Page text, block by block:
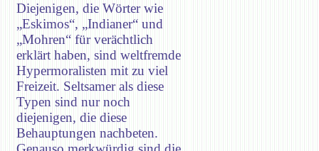
Diejenigen, die Wörter wie
„Eskimos“, „Indianer“ und
„Mohren“ für verächtlich
erklärt haben, sind weltfremde
Hypermoralisten mit zu viel
Freizeit. Seltsamer als diese
Typen sind nur noch
diejenigen, die diese
Behauptungen nachbeten.